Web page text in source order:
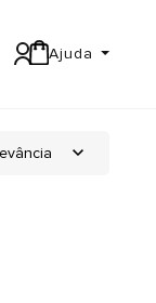
Ajuda
devoluções